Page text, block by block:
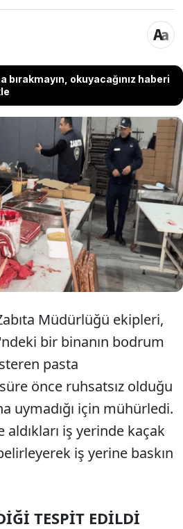
bırakmayın, okuyacağınız haberi
olduğu gerekçesiyle yaklaşık
iş yerinde, düğün
üreti yapılmaya devam edildi.
tarafından yakın takibe alınan iş
sökülerek yeniden üretime
koşullarına uyulmadığı
Müdürlüğü ekipleri,
bir binanın bodrum
pasta
önce ruhsatsız olduğu
uymadığı için mühürledi.
aldıkları iş yerinde kaçak
iş yerine baskın
TESPİT EDİLDİ